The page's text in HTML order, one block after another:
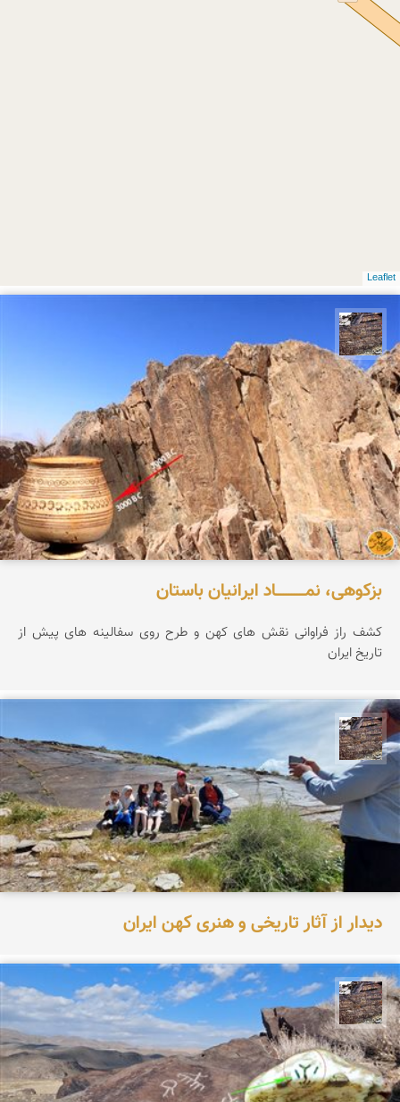
Leaflet
بزکوهی، نمـــــــــــاد ایرانیان باستان
کشف راز فراوانی نقش های کهن و طرح روی سفالینه های پیش از
تاریخ ایران
دیدار از آثار تاریخی و هنری کهن ایران
محمد ناصری فرد